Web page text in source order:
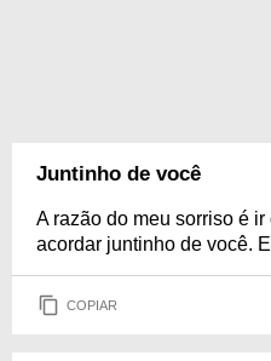
Juntinho de você
A razão do meu sorriso é
acordar juntinho de você.
COPIAR